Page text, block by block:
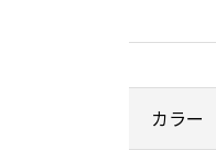
カラー